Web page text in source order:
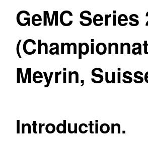
GeMC Series
Meyrin,
Introduction.